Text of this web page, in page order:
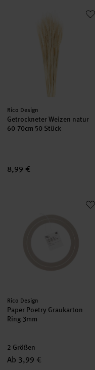
Getrockneter Weizen
Hersteller:
Rico Design
Getrockneter Weizen natur
60-70cm 50 Stück
8,99 €
Paper Poetry Graukarton
Hersteller:
Rico Design
Paper Poetry Graukarton
Ring 3mm
2 Größen
Ab 3,99 €